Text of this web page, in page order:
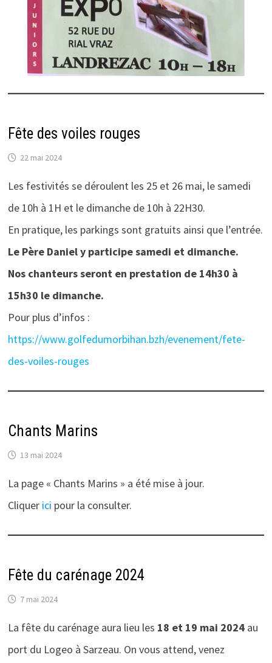
Fête des voiles rouges
22 mai 2024
Les festivités se déroulent les 25 et 26 mai, le samedi
de 10h à 1H et le dimanche de 10h à 22H30.
En pratique, les parkings sont gratuits ainsi que l’entrée.
Le Père Daniel y participe samedi et dimanche.
Nos chanteurs seront en prestation de 14h30 à
15h30 le dimanche.
Pour plus d’infos :
https://www.golfedumorbihan.bzh/evenement/fete-
des-voiles-rouges
Chants Marins
13 mai 2024
La page « Chants Marins » a été mise à jour.
Cliquer ici pour la consulter.
Fête du carénage 2024
7 mai 2024
La fête du carénage aura lieu les 18 et 19 mai 2024au
port du Logeo à Sarzeau. On vous attend, venez